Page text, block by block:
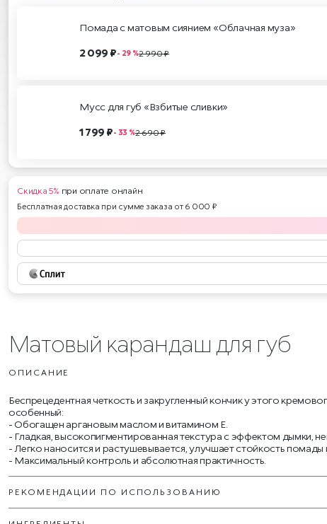
Помада с матовым сиянием «Облачная муза»
2 099 ₽- 29 %2 990 ₽
Мусс для губ «Взбитые сливки»
1 799 ₽- 33 %2 690 ₽
Скидка 5% при оплате онлайн
Бесплатная доставка при сумме заказа от 6 000 ₽
Матовый карандаш для губ
ОПИСАНИЕ
Беспрецедентная четкость и закругленный кончик у этого
особенный:
Обогащен аргановым маслом и витамином Е.
Гладкая, высокопигментированная текстура с эффектом дымки,
Легко наносится и растушевывается, улучшает стойкость помады
Максимальный контроль и абсолютная практичность.
РЕКОМЕНДАЦИИ ПО ИСПОЛЬЗОВАНИЮ